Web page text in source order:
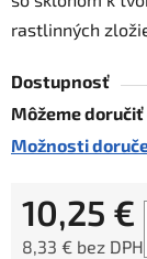
rastlinných
Dostupnosť
Môžeme doručiť
Možnosti
10,25 €
8,33 € bez DPH